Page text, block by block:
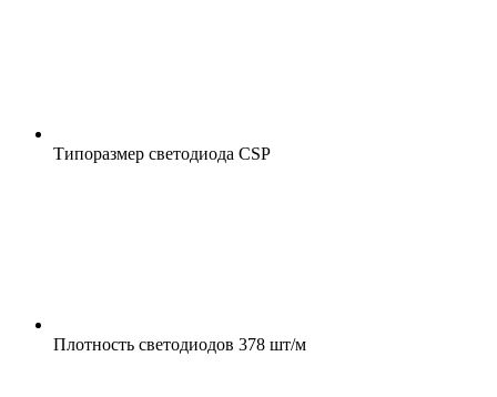
Типоразмер светодиода CSP
Плотность светодиодов 378 шт/м